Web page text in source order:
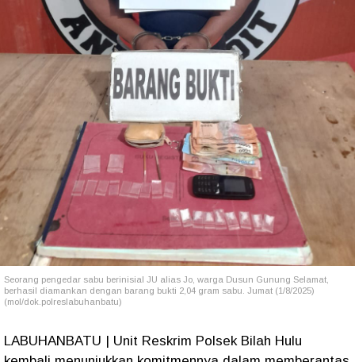
Seorang pengedar sabu berinisial JU alias Jo, warga Dusun Gunung Selamat,
berhasil diamankan dengan barang bukti 2,04 gram sabu. Jumat (1/8/2025)
(mol/dok.polreslabuhanbatu)
LABUHANBATU | Unit Reskrim Polsek Bilah Hulu